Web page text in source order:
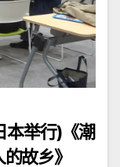
举行)《潮
故乡》